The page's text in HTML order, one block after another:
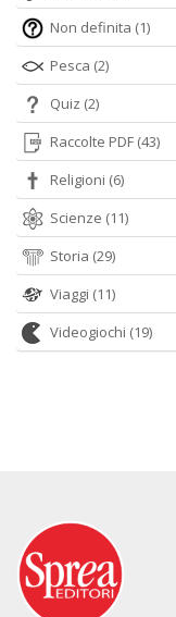
Non definita (1)
Pesca (2)
Quiz (2)
Raccolte PDF (43)
Religioni (6)
Scienze (11)
Storia (29)
Viaggi (11)
Videogiochi (19)